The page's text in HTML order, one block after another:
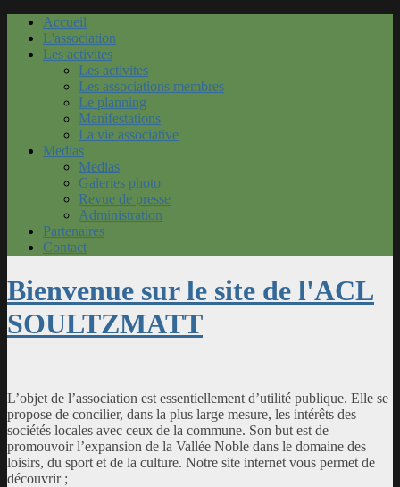
Accueil
L'association
Les activites
Les activites
Les associations membres
Le planning
Manifestations
La vie associative
Medias
Medias
Galeries photo
Revue de presse
Administration
Partenaires
Contact
Bienvenue sur le site de l'ACL
SOULTZMATT
L’objet de l’association est essentiellement d’utilité publique. Elle se
propose de concilier, dans la plus large mesure, les intérêts des
sociétés locales avec ceux de la commune. Son but est de
promouvoir l’expansion de la Vallée Noble dans le domaine des
loisirs, du sport et de la culture. Notre site internet vous permet de
découvrir ;